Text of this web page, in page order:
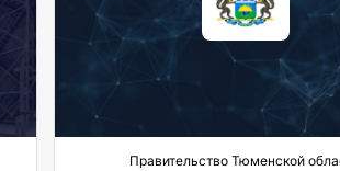
Правительство Тюменской